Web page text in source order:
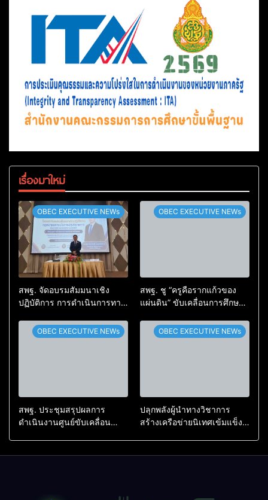
เรื่องมาใหม่
OBEC EXECUTIVE NEWs
สพฐ. จัดอบรมสัมมนาเชิง
ปฏิบัติการ การดำเนินการทาง
อบรมผู้จะเป็นกรรมการ
สอบสวน (ตามหลักสูตร
OBEC EXECUTIVE NEWs
สพฐ. ชู “ครูคือรากแก้วของ
แผ่นดิน” ขับเคลื่อนการศึกษา
สร้างผู้เรียนเต็มศักยภาพ
OBEC EXECUTIVE NEWs
สพฐ. ประชุมสรุปผลการ
ดำเนินงานศูนย์ขับเคลื่อน
OBEC EXECUTIVE NEWs
ปลุกพลังผู้นำทางวิชาการ
สร้างเครือข่ายนิเทศเข้มแข็ง